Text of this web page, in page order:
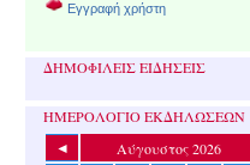
Εγγραφή χρήστη
ΔΗΜΟΦΙΛΕΙΣ ΕΙΔΗΣΕΙΣ
ΗΜΕΡΟΛΟΓΙΟ ΕΚΔΗΛΩΣΕΩΝ
◄ Αύγουστος 2026